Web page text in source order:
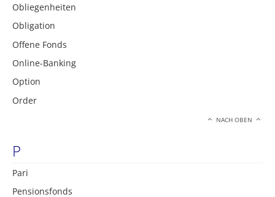
Obliegenheiten
Obligation
Offene Fonds
Online-Banking
Option
Order
NACH OBEN
P
Pari
Pensionsfonds